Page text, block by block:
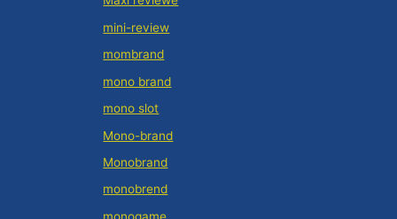
mini-review
mombrand
mono brand
mono slot
Mono-brand
Monobrand
monobrend
monogame